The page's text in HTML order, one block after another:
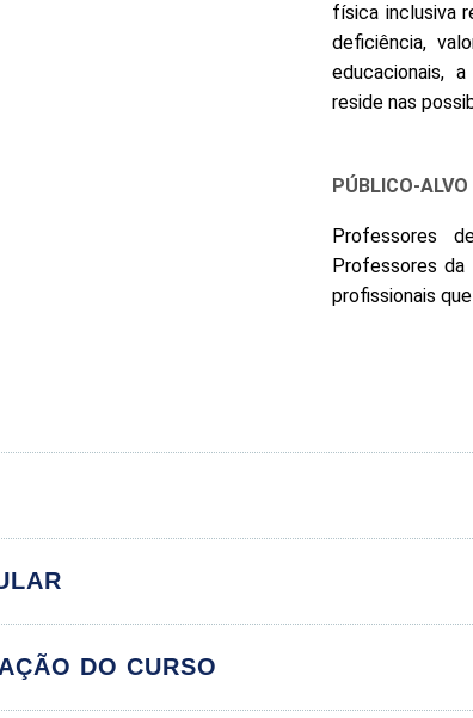
física inclusiva
deficiência,
educacionais,
reside nas
PÚBLICO-ALVO
Professores
Professores da
profissionais
Física Escolar: Possibilidades de Inclusão
DO CURSO